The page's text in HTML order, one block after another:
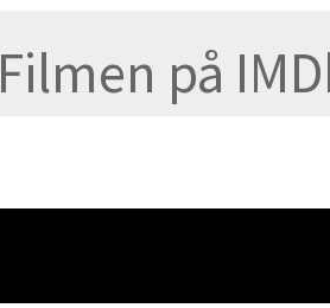
Filmen på